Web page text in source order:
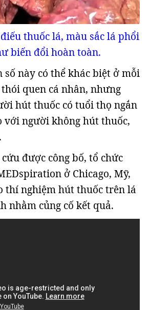
thuốc lá, màu sắc lá phổi
biến đổi hoàn toàn.
số này có thể khác biệt ở mỗi
quen cá nhân, nhưng
hút thuốc có tuổi thọ ngắn
với người không hút thuốc,
được công bố, tổ chức
ở Chicago, Mỹ,
thí nghiệm hút thuốc trên lá
nhằm củng cố kết quả.